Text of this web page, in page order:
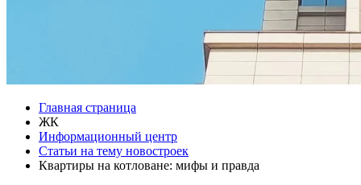
Главная страница
ЖК
Информационный центр
Статьи на тему новостроек
Квартиры на котловане: мифы и правда